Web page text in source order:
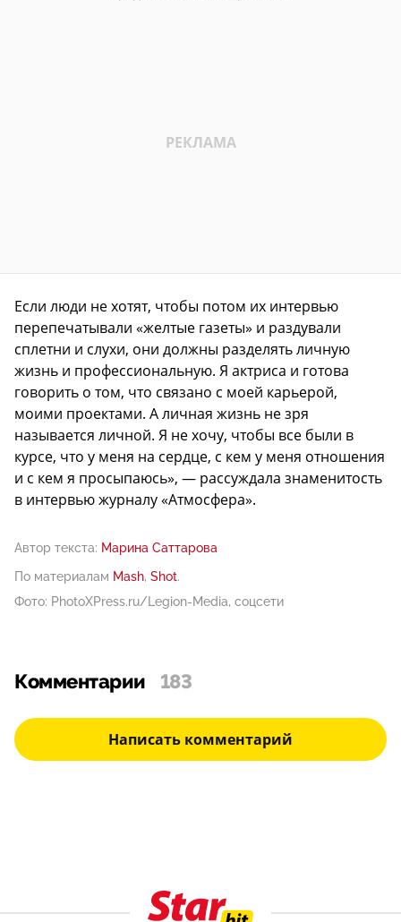
Если люди не хотят, чтобы потом их интервью
перепечатывали «желтые газеты» и раздували
сплетни и слухи, они должны разделять личную
жизнь и профессиональную. Я актриса и готова
говорить о том, что связано с моей карьерой,
моими проектами. А личная жизнь не зря
называется личной. Я не хочу, чтобы все были в
курсе, что у меня на сердце, с кем у меня отношения
и с кем я просыпаюсь», — рассуждала знаменитость
в интервью журналу «Атмосфера».
Автор текста: Марина Саттарова
По материалам Mash, Shot.
Фото: PhotoXPress.ru/Legion-Media, соцсети
Комментарии 183
Написать комментарий